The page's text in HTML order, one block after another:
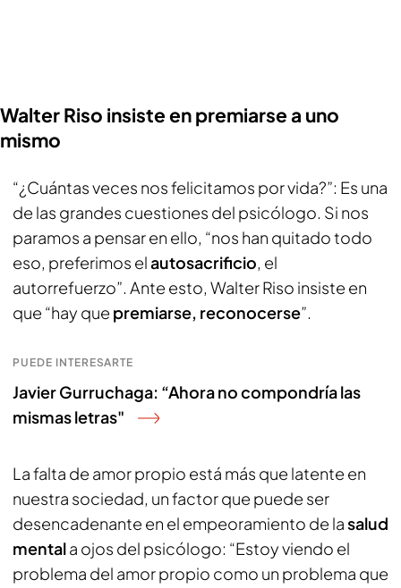
Walter Riso insiste en premiarse a uno
mismo
“¿Cuántas veces nos felicitamos por vida?”: Es una
de las grandes cuestiones del psicólogo. Si nos
paramos a pensar en ello, “nos han quitado todo
eso, preferimos elautosacrificio, el
autorrefuerzo”. Ante esto, Walter Riso insiste en
que “hay que premiarse, reconocerse”.
PUEDE INTERESARTE
Javier Gurruchaga: “Ahora no compondría las
mismas letras"
La falta de amor propio está más que latente en
nuestra sociedad, un factor que puede ser
desencadenante en el empeoramiento de lasalud
mentala ojos del psicólogo: “Estoy viendo el
problema del amor propio como un problema que